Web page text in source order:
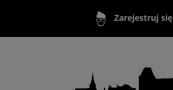
Zarejestruj się